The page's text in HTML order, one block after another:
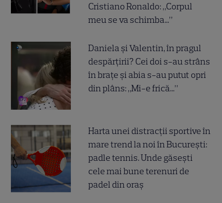
Cristiano Ronaldo: „Corpul
meu se va schimba...”
Daniela și Valentin, în pragul
despărțirii? Cei doi s-au strâns
în brațe și abia s-au putut opri
din plâns: „Mi-e frică...”
Harta unei distracții sportive în
mare trend la noi în București:
padle tennis. Unde găsești
cele mai bune terenuri de
padel din oraș